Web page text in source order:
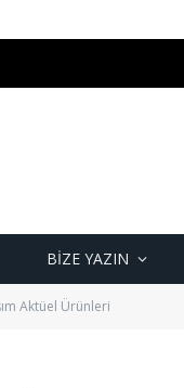
BIZE YAZIN
Aktüel Ürünleri